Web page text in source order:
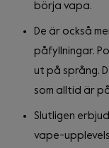
börja vapa.
De är också
påfyllningar.
ut på språng.
som alltid är
Slutligen
vape-